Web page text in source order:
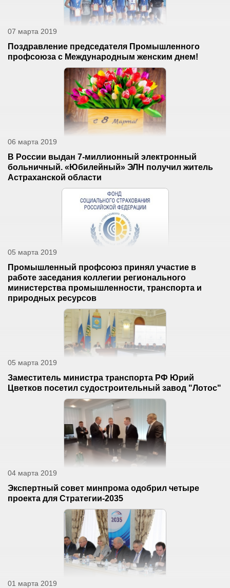
07 марта 2019
Поздравление председателя Промышленного
профсоюза с Международным женским днем!
06 марта 2019
В России выдан 7-миллионный электронный
больничный. «Юбилейный» ЭЛН получил житель
Астраханской области
05 марта 2019
Промышленный профсоюз принял участие в
работе заседания коллегии регионального
министерства промышленности, транспорта и
природных ресурсов
05 марта 2019
Заместитель министра транспорта РФ Юрий
Цветков посетил судостроительный завод "Лотос"
04 марта 2019
Экспертный совет минпрома одобрил четыре
проекта для Стратегии-2035
01 марта 2019